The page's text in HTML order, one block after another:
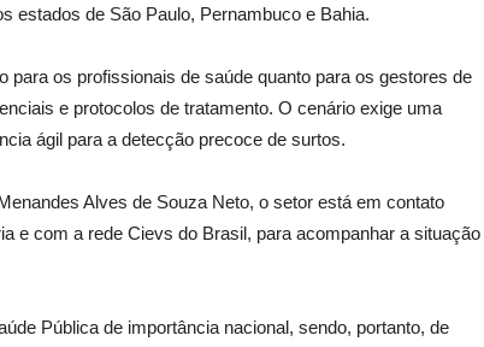
estados de São Paulo, Pernambuco e Bahia.
os profissionais de saúde quanto para os gestores de
e protocolos de tratamento. O cenário exige uma
ágil para a detecção precoce de surtos.
Alves de Souza Neto, o setor está em contato
e com a rede Cievs do Brasil, para acompanhar a situação
Pública de importância nacional, sendo, portanto, de